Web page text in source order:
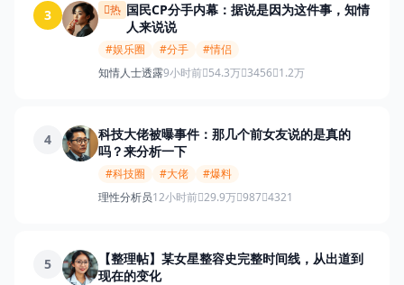
3 热 国民CP分手内幕：据说是因为这件事，知情
人来说说
#娱乐圈 #分手
#情侣
知情人士透露9小时前 54.3万 3456 1.2万
4
科技大佬被曝事件：那几个前女友说的是真的
吗？来分析一下
#科技圈 #大佬
#爆料
理性分析员12小时前 29.9万 987 4321
5
【整理帖】某女星整容史完整时间线，从出道到
现在的变化